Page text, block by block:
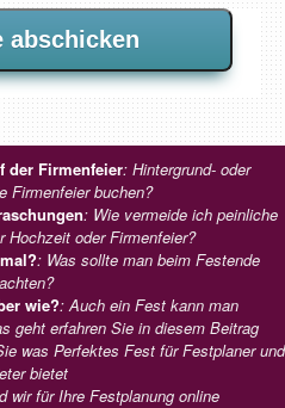
der Firmenfeier: Hintergrund- oder
Firmenfeier buchen?
: Wie vermeide ich peinliche
Hochzeit oder Firmenfeier?
: Was sollte man beim Festende
wie?: Auch ein Fest kann man
geht erfahren Sie in diesem Beitrag
was Perfektes Fest für Festplaner und
bietet
wir für Ihre Festplanung online